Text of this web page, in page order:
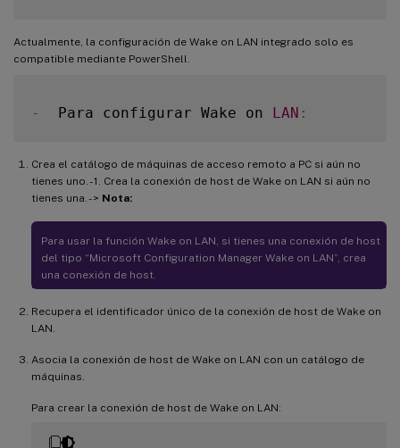
Actualmente, la configuración de Wake on LAN integrado solo es
compatible mediante PowerShell.
-
  Para configurar Wake on
LAN :
Crea el catálogo de máquinas de acceso remoto a PC si aún no
tienes uno. - 1. Crea la conexión de host de Wake on LAN si aún no
tienes una. - > Nota:
Para usar la función Wake on LAN, si tienes una conexión de host
del tipo “Microsoft Configuration Manager Wake on LAN”, crea
una conexión de host.
Recupera el identificador único de la conexión de host de Wake on
LAN.
Asocia la conexión de host de Wake on LAN con un catálogo de
máquinas.
Para crear la conexión de host de Wake on LAN: